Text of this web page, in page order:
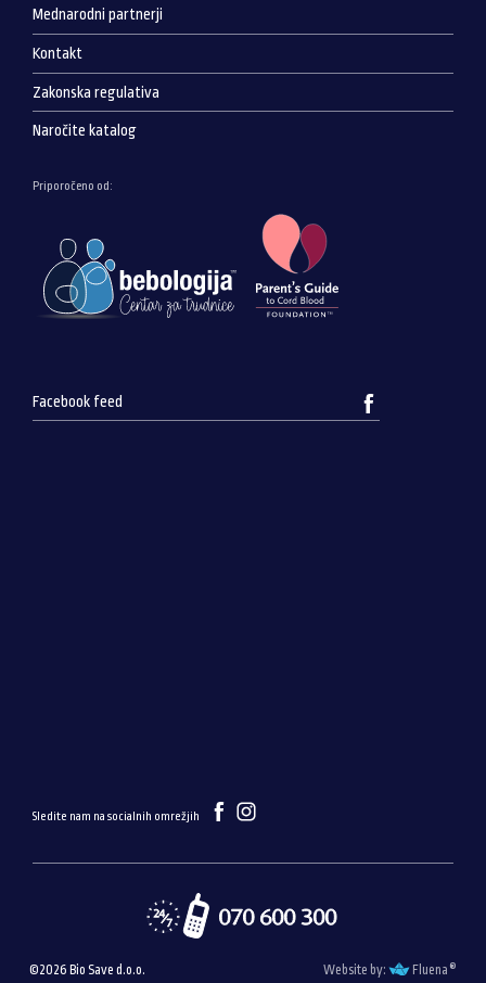
Mednarodni partnerji
Kontakt
Zakonska regulativa
Naročite katalog
Priporočeno od:
Facebook feed
Sledite nam na socialnih omrežjih
©2026 Bio Save d.o.o. Website by: Fluena ®